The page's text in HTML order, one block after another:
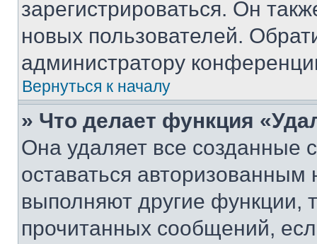
зарегистрироваться. Он
новых пользователей.
администратору
Вернуться к началу
» Что делает функция
Она удаляет все созданные
оставаться
выполняют другие функции,
прочитанных сообщений,